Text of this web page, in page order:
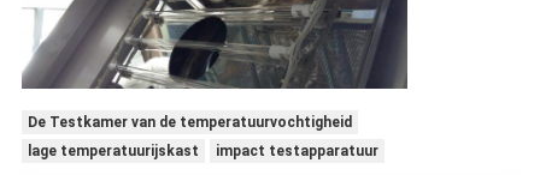
De Testkamer van de temperatuurvochtigheid
lage temperatuurijskast
impact testapparatuur